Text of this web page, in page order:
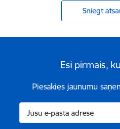
Sniegt
Esi pirmais,
Piesakies jaunumu